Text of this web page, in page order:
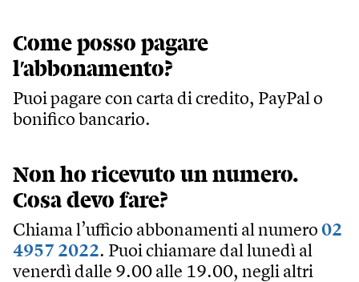
Come posso pagare
l’abbonamento?
Puoi pagare con carta di credito, PayPal o
bonifico bancario.
Non ho ricevuto un numero.
Cosa devo fare?
Chiama l’ufficio abbonamenti al numero 02
4957 2022. Puoi chiamare dal lunedì al
venerdì dalle 9.00 alle 19.00, negli altri